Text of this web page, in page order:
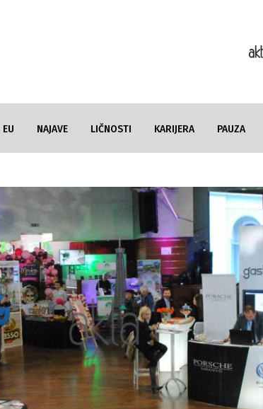
EU NAJAVE LIČNOSTI KARIJERA PAUZA